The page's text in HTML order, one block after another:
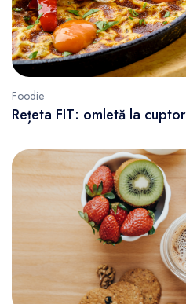
Foodie
Rețeta FIT: omletă la cuptor